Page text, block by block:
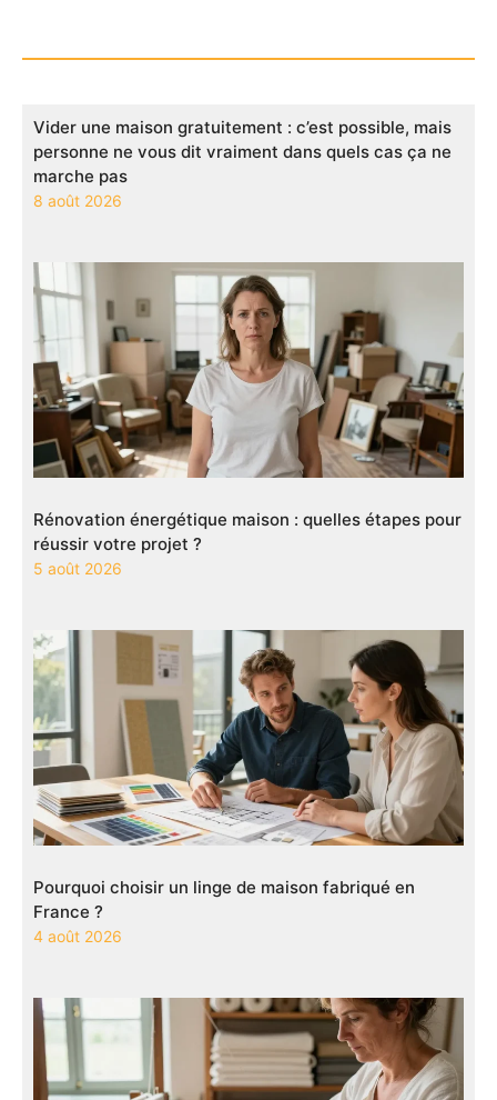
Vider une maison gratuitement : c’est possible, mais
personne ne vous dit vraiment dans quels cas ça ne
marche pas
8 août 2026
Rénovation énergétique maison : quelles étapes pour
réussir votre projet ?
5 août 2026
Pourquoi choisir un linge de maison fabriqué en
France ?
4 août 2026